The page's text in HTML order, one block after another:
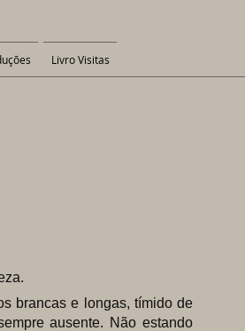
Livro Visitas
brancas e longas, tímido de
ausente. Não estando